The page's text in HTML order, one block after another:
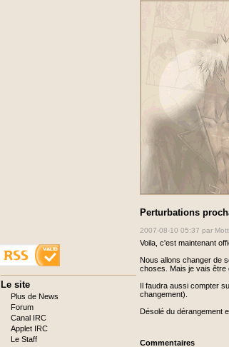
Perturbations
2007-08-10 05:37 par
Voila, c'est maintenant
Nous allons changer de
choses. Mais je vais être
Il faudra aussi compter
changement).
Désolé du dérangement
Commentaires
Aller
au
contenu
Le site
Plus de News
Forum
Canal IRC
Applet IRC
Le Staff